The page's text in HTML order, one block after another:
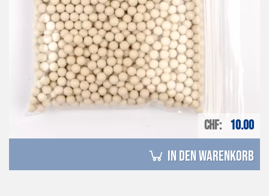
CHF 10.00
in den Warenkorb